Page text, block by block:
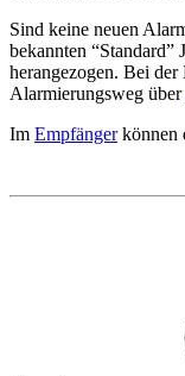
Sind keine neuen
bekannten
herangezogen. Bei
Alarmierungsweg über
Im Empfängerkönnen